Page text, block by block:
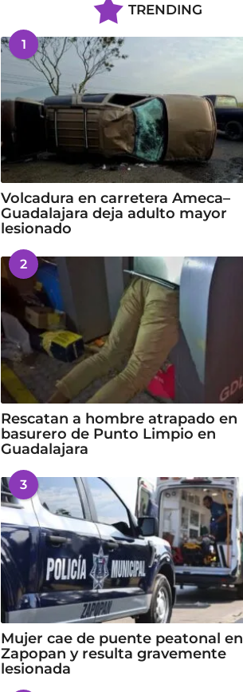
TRENDING
1
Volcadura en carretera Ameca–
Guadalajara deja adulto mayor
lesionado
2
Rescatan a hombre atrapado en
basurero de Punto Limpio en
Guadalajara
3
Mujer cae de puente peatonal en
Zapopan y resulta gravemente
lesionada